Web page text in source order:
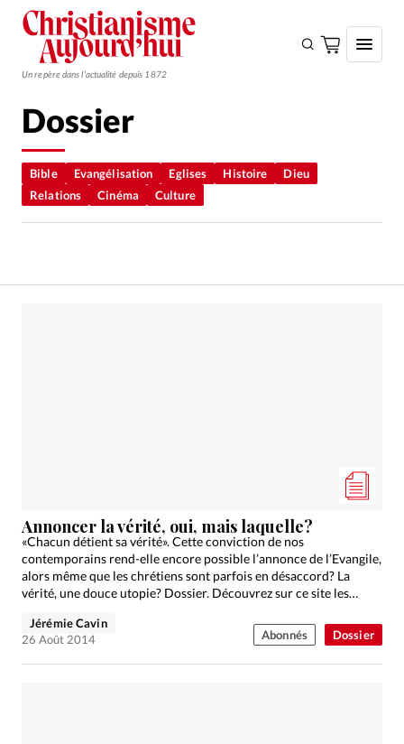
Un repère dans l'actualité depuis 1872
Monde
Eglises
Actualité internationale
Chronique
Culture
Dossier
Eglises Foi Génération réveil
Opinions
Publireportage
Relations Aujourd'hui
Société
Tour du monde des Eglises
Trait d'Ixène
Vécu
Vie Intérieure
Dossier
Bible Evangélisation Eglises Histoire
Dieu
Relations
Cinéma Culture
Dossier
Annoncer la vérité, oui, mais laquelle?
«Chacun détient sa vérité». Cette conviction de nos
contemporains rend-elle encore possible l’annonce de l’Evangile,
alors même que les chrétiens sont parfois en désaccord? La
vérité, une douce utopie? Dossier. Découvrez sur ce site les…
Jérémie Cavin
26 Août 2014
Abonnés